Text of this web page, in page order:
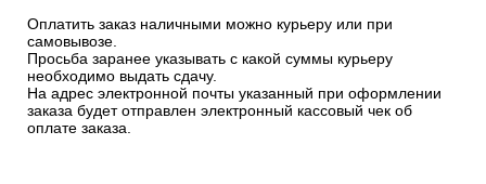
Оплатить заказ наличными можно курьеру или при
самовывозе.
Просьба заранее указывать с какой суммы курьеру
необходимо выдать сдачу.
На адрес электронной почты указанный при оформлении
заказа будет отправлен электронный кассовый чек об
оплате заказа.